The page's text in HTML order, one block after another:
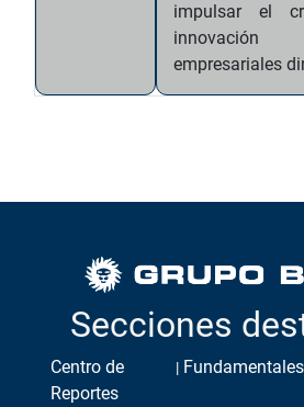
impulsar el
innovación
empresariales
Secciones
Centro de
Reportes
Fundamentales